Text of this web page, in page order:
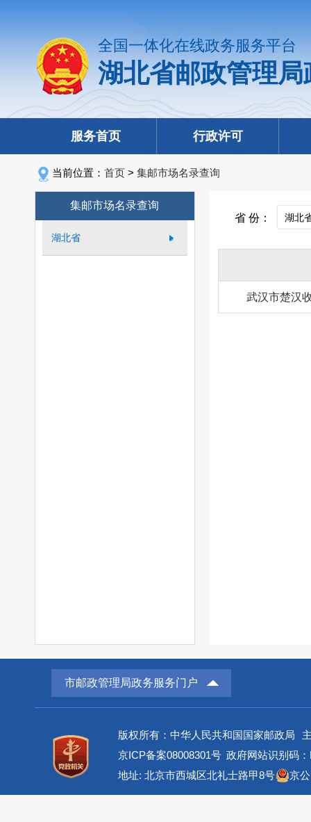
全国一体化在线政务服务平台
湖北省邮政管理
服务首页 行政许可
当前位置： 首页 > 集邮市场名录查询
集邮市场名录查询
湖北省
省 份：
武汉市楚汉
市邮政管理局政务服务门户
版权所有：中华人民共和国国家邮政局
京ICP备案08008301号 政府网站识别码
地址: 北京市西城区北礼士路甲8号
京